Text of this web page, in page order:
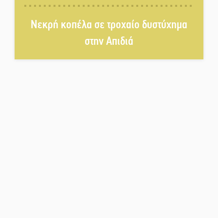
δυναμικό καλοκαιρινό party
Διακοπή μαθημάτων στο
Νεκρή κοπέλα σε τροχαίο δυστύχημα
στην Απιδιά